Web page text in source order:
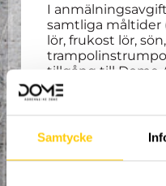
Samtycke
I
samtliga måltider
lör, frukost lör,
tillgång till Dome
Nordens största
Strukturerad
gemensamma
Incheckning sker